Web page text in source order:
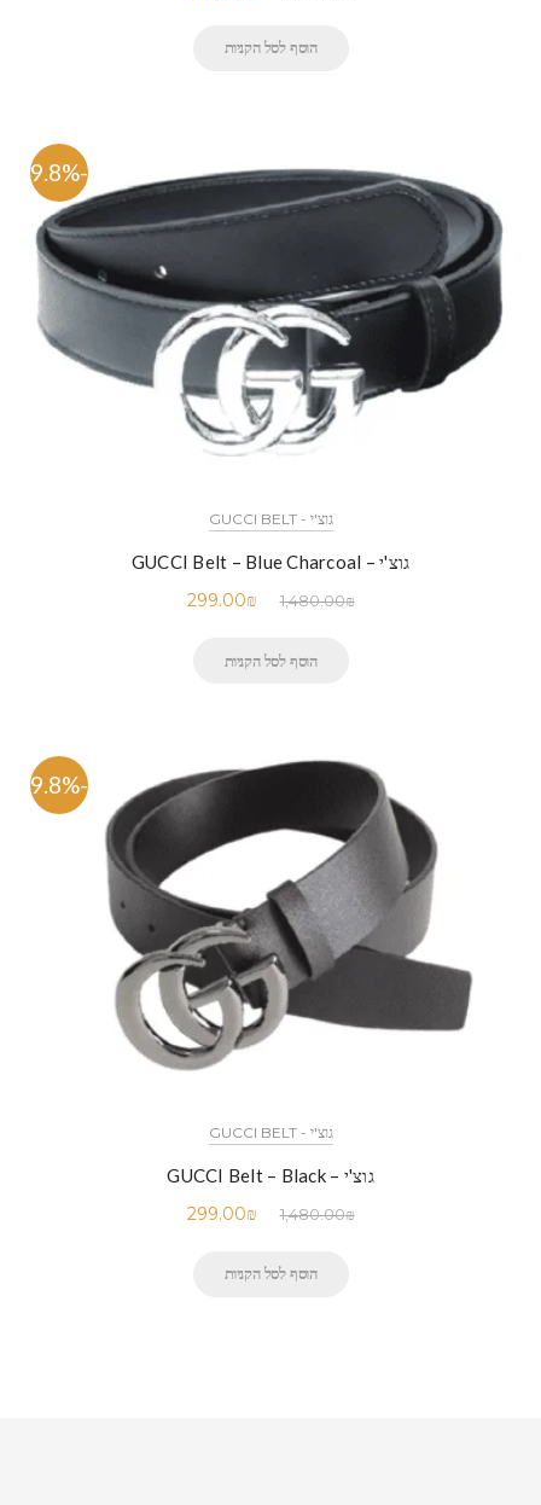
הוסף לסל הקניות
-79.8%
גוצ'י - GUCCI BELT
גוצ'י – GUCCI Belt – Blue Charcoal
1,480.00₪
299.00₪
הוסף לסל הקניות
-79.8%
גוצ'י - GUCCI BELT
גוצ'י – GUCCI Belt – Black
1,480.00₪
299.00₪
הוסף לסל הקניות